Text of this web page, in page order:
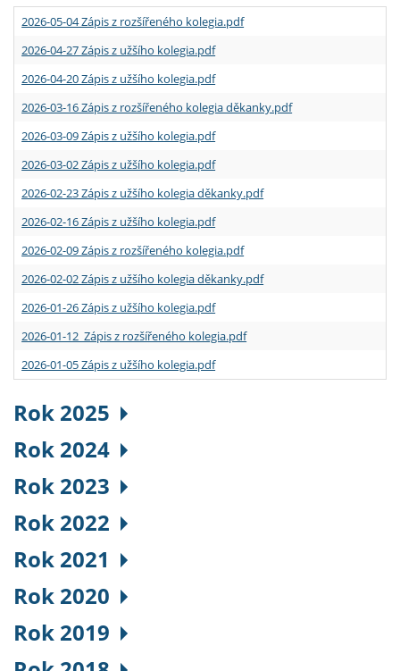
2026-05-04 Zápis z rozšířeného kolegia.pdf
2026-04-27 Zápis z užšího kolegia.pdf
2026-04-20 Zápis z užšího kolegia.pdf
2026-03-16 Zápis z rozšířeného kolegia děkanky.pdf
2026-03-09 Zápis z užšího kolegia.pdf
2026-03-02 Zápis z užšího kolegia.pdf
2026-02-23 Zápis z užšího kolegia děkanky.pdf
2026-02-16 Zápis z užšího kolegia.pdf
2026-02-09 Zápis z rozšířeného kolegia.pdf
2026-02-02 Zápis z užšího kolegia děkanky.pdf
2026-01-26 Zápis z užšího kolegia.pdf
2026-01-12 Zápis z rozšířeného kolegia.pdf
2026-01-05 Zápis z užšího kolegia.pdf
Rok 2025
Rok 2024
Rok 2023
Rok 2022
Rok 2021
Rok 2020
Rok 2019